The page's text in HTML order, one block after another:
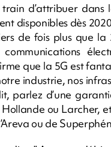
d’attribuer dans
disponibles dès
de fois plus que
que la 5G est
industrie, nos
parlez d’une
ou Larcher,
ou de